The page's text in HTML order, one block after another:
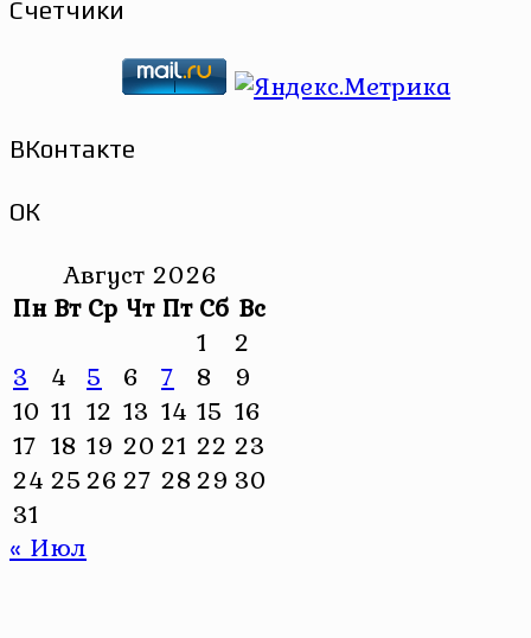
Счетчики
ВКонтакте
ОК
Август 2026
Пн Вт Ср Чт Пт Сб Вс
1
2
3
4 5 6 7 8
9
10 11 12 13 14 15 16
17 18 19 20 21 22 23
24 2526 27 2829 30
31
« Июл